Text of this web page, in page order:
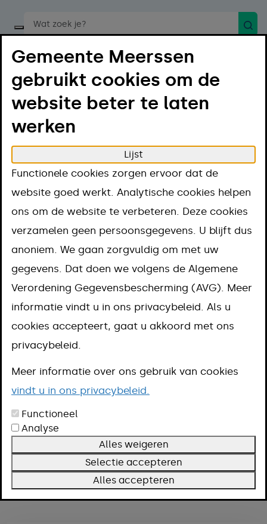
Start een spraakopdracht
Menu
Home Projecten en thema's
Projecten en
thema's
Je vindt hier informatie over
gemeentelijke projecten en
themapagina's. Je kunt filteren op
woonkern en op onderwerp. Heb je
Kern
Filters wissen
Gemeente Meerssen
gebruikt cookies om de
website beter te laten
werken
Lijst
Functionele cookies zorgen ervoor dat de
website goed werkt. Analytische cookies helpen
ons om de website te verbeteren. Deze cookies
verzamelen geen persoonsgegevens. U blijft dus
anoniem. We gaan zorgvuldig om met uw
gegevens. Dat doen we volgens de Algemene
Verordening Gegevensbescherming (AVG). Meer
informatie vindt u in ons privacybeleid. Als u
cookies accepteert, gaat u akkoord met ons
privacybeleid.
Meer informatie over ons gebruik van cookies
vindt u in ons privacybeleid.
Functioneel
Analyse
Alles weigeren
Selectie accepteren
Alles accepteren